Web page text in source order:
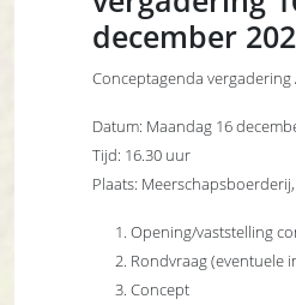
december
Conceptagenda
Datum: Maandag 16
Tijd: 16.30 uur
Plaats:
Opening/vaststelling
Rondvraag (eventuele
Concept